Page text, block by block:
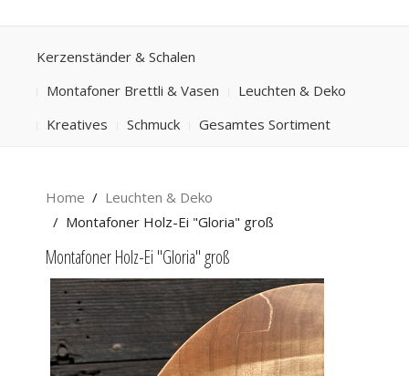
Kerzenständer & Schalen
Montafoner Brettli & Vasen
Leuchten & Deko
Kreatives
Schmuck Gesamtes Sortiment
Home
Leuchten & Deko
Montafoner Holz-Ei "Gloria" groß
Montafoner Holz-Ei "Gloria" groß